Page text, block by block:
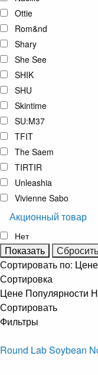
Ottie
Rom&nd
Shary
She See
SHIK
SHU
Skintime
SU:M37
TFIT
The Saem
TIRTIR
Unleashia
Vivienne Sabo
Акционный товар
Нет
Сортировать по: Цене
Сортировка
Цене Популярности
Сортировать
Фильтры
Round Lab Soybean